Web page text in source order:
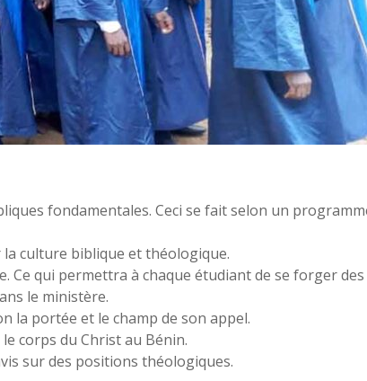
fondamentales. Ceci se fait selon un
culture biblique et théologique.
qui permettra à chaque étudiant de se forger
le ministère.
la portée et le champ de son appel.
corps du Christ au Bénin.
sur des positions théologiques.